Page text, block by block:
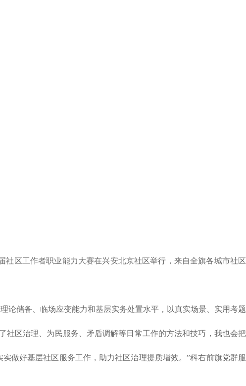
社区工作者职业能力大赛在兴安北京社区举行，来自全旗各城市社区
论储备、临场应变能力和基层实务处置水平，以真实场景、实用考题
社区治理、为民服务、矛盾调解等日常工作的方法和技巧，我也会把
做好基层社区服务工作，助力社区治理提质增效。”科右前旗党群服